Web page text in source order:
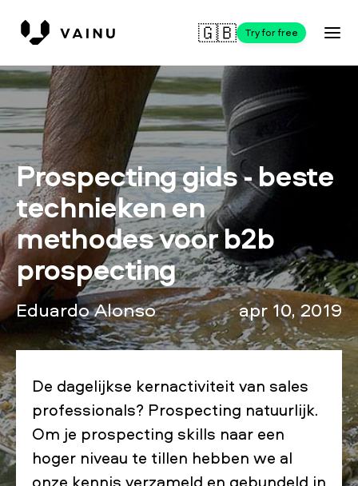
🇬🇧 Try for free
Prospecting gids - beste
technieken en
methodes voor b2b
prospecting
Eduardo Alonso apr 10, 2019
De dagelijkse kernactiviteit van sales
professionals? Prospecting natuurlijk.
Om je prospecting skills naar een
hoger niveau te tillen hebben we al
onze kennis verzameld en gebundeld in